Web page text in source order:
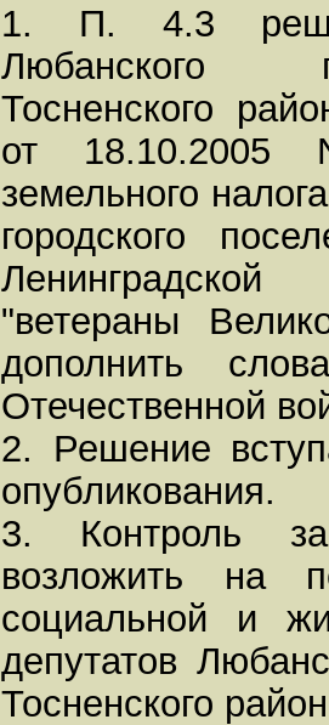
1. П. 4.3
Любанского
Тосненского
от 18.10.2005
земельного
городского
"ветераны
дополнить
Отечественной
2. Решение
опубликования.
3. Контроль
возложить на
социальной и
депутатов
Тосненского